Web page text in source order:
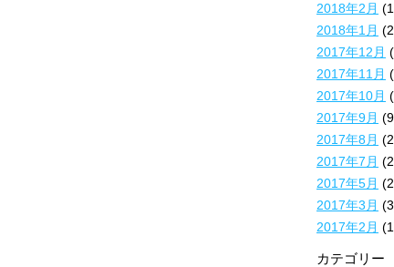
2018年2月
2018年1月
2017年12月
2017年11月
2017年10月
2017年9月
2017年8月
2017年7月
2017年5月
2017年3月
2017年2月
カテゴリー